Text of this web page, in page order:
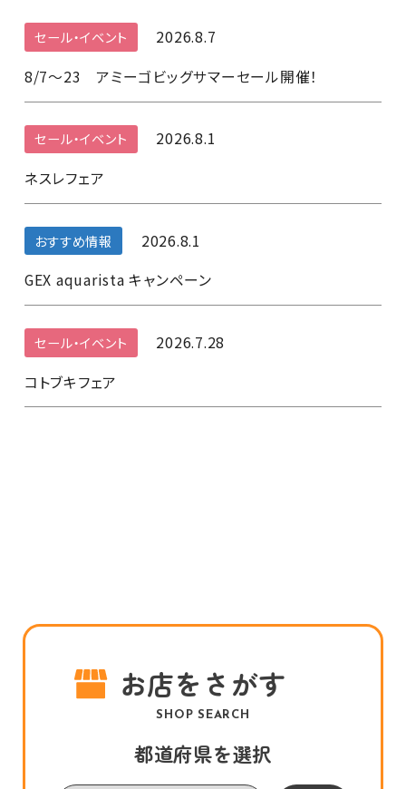
セール・イベント
2026.8.7
8/7～23 アミーゴビッグサマーセール開催！
セール・イベント
2026.8.1
ネスレフェア
おすすめ情報
2026.8.1
GEX aquarista キャンペーン
セール・イベント
2026.7.28
コトブキフェア
お店をさがす
SHOP SEARCH
都道府県を選択